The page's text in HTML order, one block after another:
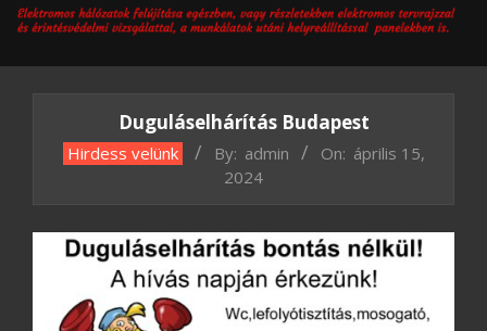
Primary
Duguláselhárítás Budapest
Hirdess velünk By: admin On: április 15,
2024